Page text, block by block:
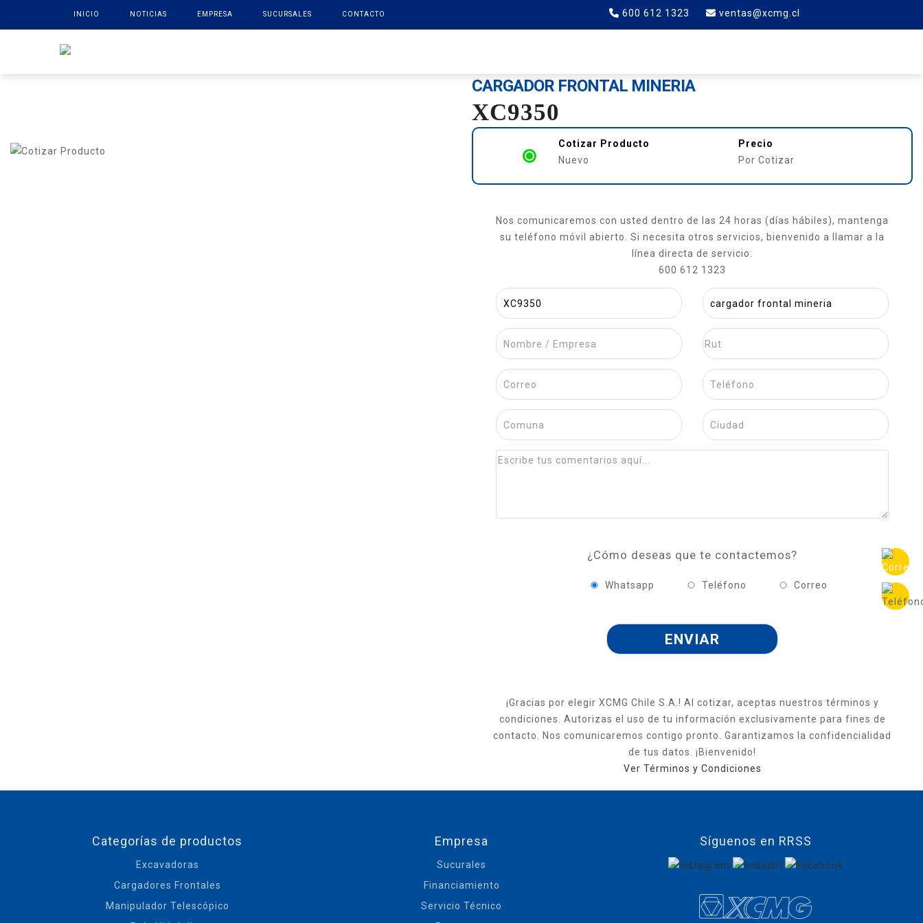
INICIO NOTICIAS EMPRESA SUCURSALES CONTACTO 600 612 1323 ventas@xcmg.cl
CARGADOR FRONTAL MINERIA
XC9350
Cotizar Producto
Nuevo
Precio
Por Cotizar
Nos comunicaremos con usted dentro de las 24 horas (días hábiles), mantenga
su teléfono móvil abierto. Si necesita otros servicios, bienvenido a llamar a la
línea directa de servicio:
600 612 1323
¿Cómo deseas que te contactemos?
Whatsapp Teléfono Correo
¡Gracias por elegir XCMG Chile S.A.! Al cotizar, aceptas nuestros términos y
condiciones. Autorizas el uso de tu información exclusivamente para fines de
contacto. Nos comunicaremos contigo pronto. Garantizamos la confidencialidad
de tus datos. ¡Bienvenido!
Ver Términos y Condiciones
Categorías de productos
Excavadoras
Cargadores Frontales
Manipulador Telescópico
Empresa
Sucurales
Financiamiento
Servicio Técnico
Síguenos en RRSS